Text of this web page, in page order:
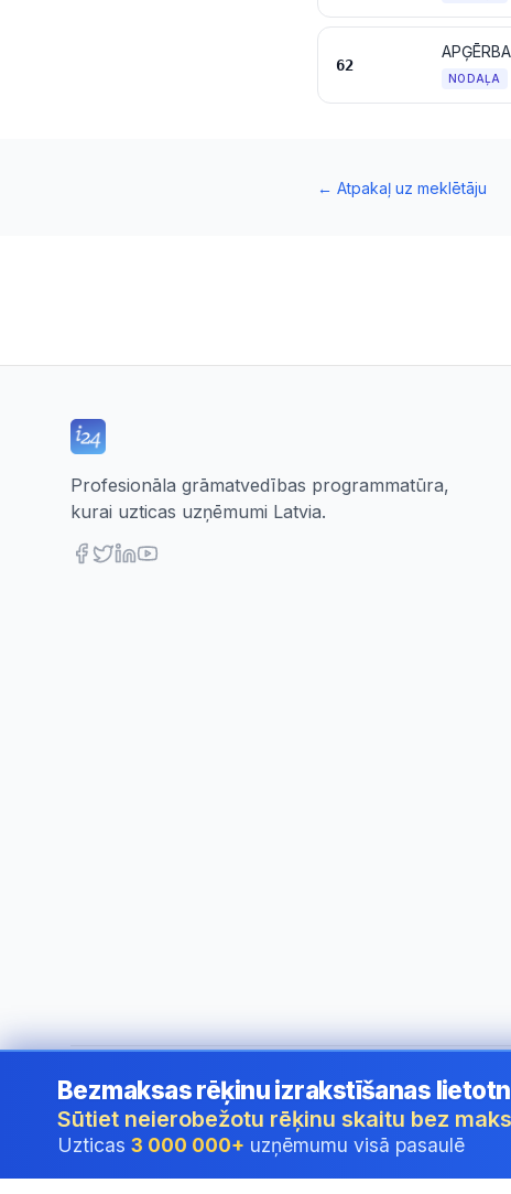
62
NODAĻA
← Atpakaļ uz meklētāju
Profesionāla grāmatvedības programmatūra,
kurai uzticas uzņēmumi Latvia.
©2026i24 Limited. All rights reserved.•Uzņēmumiem Latvia
Bezmaksas rēķinu izrakstīšanas
Sūtiet neierobežotu rēķinu skaitu bez
Uzticas 3 000 000+ uzņēmumu visā pasaulē